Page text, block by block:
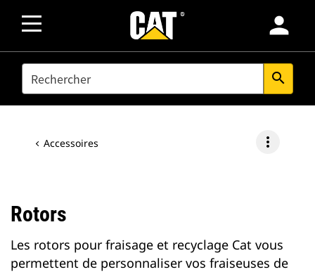
person
SEARCH search
Accessoires more_vert
Rotors
Les rotors pour fraisage et recyclage Cat vous
permettent de personnaliser vos fraiseuses de